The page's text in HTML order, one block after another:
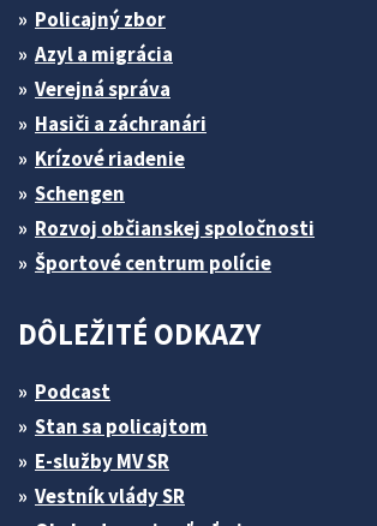
Policajný zbor
Azyl a migrácia
Verejná správa
Hasiči a záchranári
Krízové riadenie
Schengen
Rozvoj občianskej spoločnosti
Športové centrum polície
DÔLEŽITÉ ODKAZY
Podcast
Stan sa policajtom
E-služby MV SR
Vestník vlády SR